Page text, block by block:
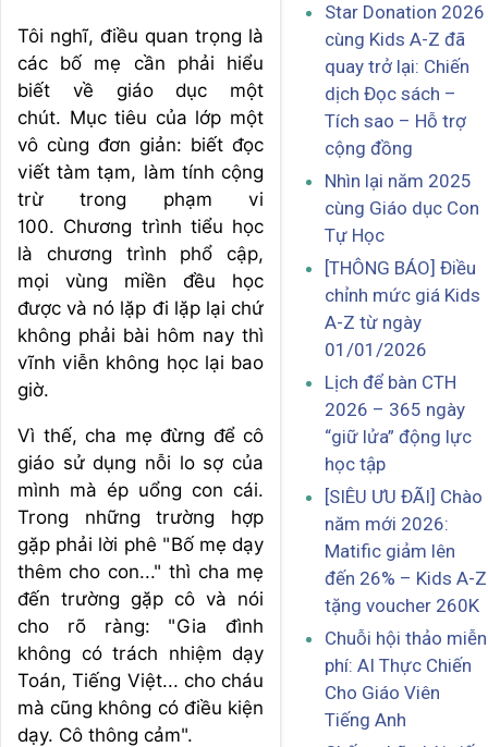
Tôi nghĩ, điều quan trọng là
các bố mẹ cần phải hiểu
biết về giáo dục một
chút. Mục tiêu của lớp một
vô cùng đơn giản: biết đọc
viết tàm tạm, làm tính cộng
trừ trong phạm vi
100. Chương trình tiểu học
là chương trình phổ cập,
mọi vùng miền đều học
được và nó lặp đi lặp lại chứ
không phải bài hôm nay thì
vĩnh viễn không học lại bao
giờ.
Vì thế, cha mẹ đừng để cô
giáo sử dụng nỗi lo sợ của
mình mà ép uổng con cái.
Trong những trường hợp
gặp phải lời phê "Bố mẹ dạy
thêm cho con..." thì cha mẹ
đến trường gặp cô và nói
cho rõ ràng: "Gia đình
không có trách nhiệm dạy
Toán, Tiếng Việt... cho cháu
mà cũng không có điều kiện
dạy. Cô thông cảm".
Star Donation 2026
cùng Kids A-Z đã
quay trở lại: Chiến
dịch Đọc sách –
Tích sao – Hỗ trợ
cộng đồng
Nhìn lại năm 2025
cùng Giáo dục Con
Tự Học
[THÔNG BÁO] Điều
chỉnh mức giá Kids
A-Z từ ngày
01/01/2026
Lịch để bàn CTH
2026 – 365 ngày
“giữ lửa” động lực
học tập
[SIÊU ƯU ĐÃI] Chào
năm mới 2026:
Matific giảm lên
đến 26% – Kids A-Z
tặng voucher 260K
Chuỗi hội thảo miễn
phí: AI Thực Chiến
Cho Giáo Viên
Tiếng Anh